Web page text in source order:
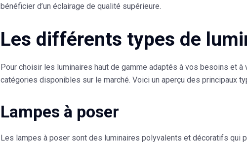
bénéficier d’un éclairage de qualité supérieure.
Les différents types de
Pour choisir les luminaires haut de gamme adaptés à vos besoins et
catégories disponibles sur le marché. Voici un aperçu des principaux
Lampes à poser
Les lampes à poser sont des luminaires polyvalents et décoratifs qui